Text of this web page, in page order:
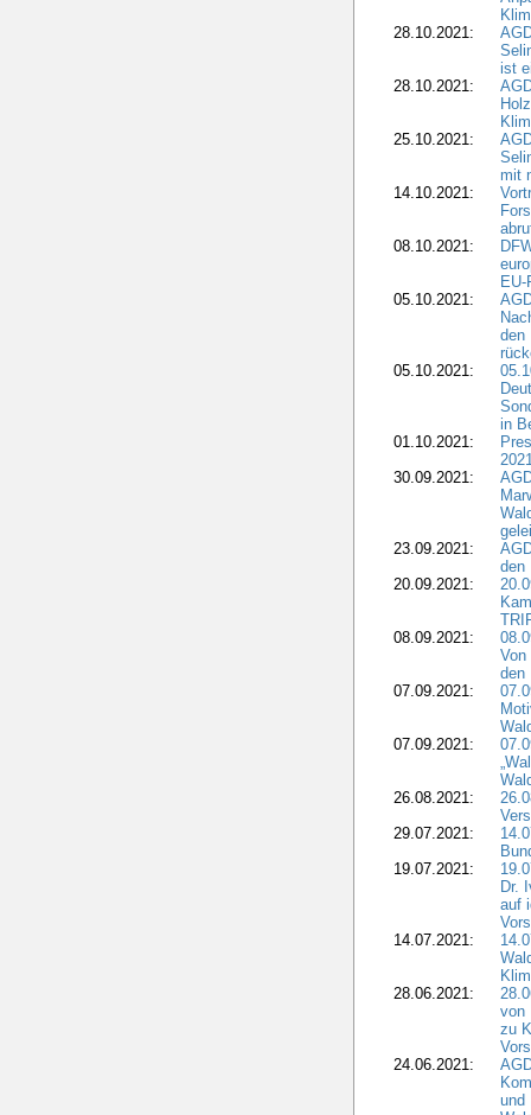
28.10.2021:
ist
28.10.2021:
25.10.2021:
mit
14.10.2021:
08.10.2021:
05.10.2021:
den
05.10.2021:
in
01.10.2021:
30.09.2021:
23.09.2021:
den
20.09.2021:
08.09.2021:
den
07.09.2021:
07.09.2021:
26.08.2021:
29.07.2021:
19.07.2021:
Dr.
auf
14.07.2021:
28.06.2021:
von
zu
24.06.2021:
und